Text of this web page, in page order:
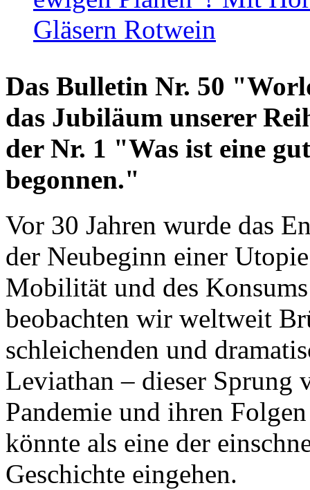
Gläsern Rotwein
Das Bulletin Nr. 50
das Jubiläum unserer
der Nr. 1 "Was ist eine
begonnen."
Vor 30 Jahren wurde das
der Neubeginn einer
Mobilität und des
beobachten wir weltweit
schleichenden und
Leviathan – dieser Sprung
Pandemie und ihren
könnte als eine der
Geschichte eingehen.